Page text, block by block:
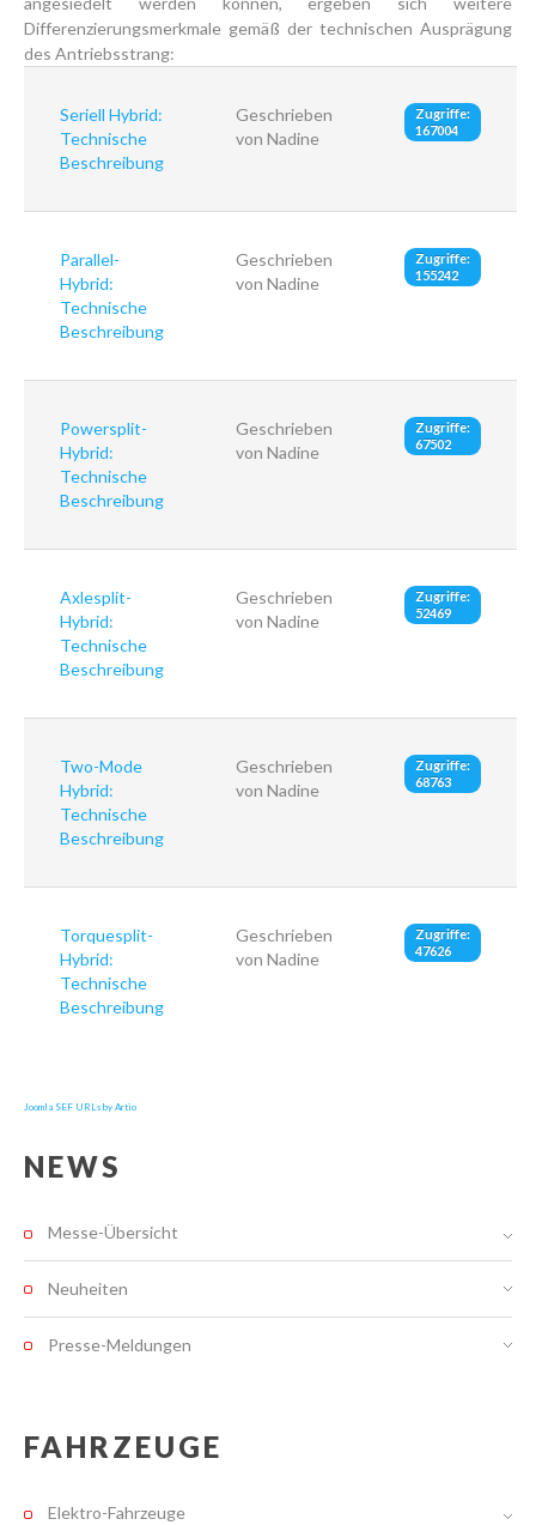
Differenzierungsmerkmale gemäß der technischen Ausprägung
des Antriebsstrang:
Seriell Hybrid:
Technische
Beschreibung
Geschrieben
von Nadine
Zugriffe:
167004
Parallel-
Hybrid:
Technische
Beschreibung
Geschrieben
von Nadine
Zugriffe:
155242
Powersplit-
Hybrid:
Technische
Beschreibung
Geschrieben
von Nadine
Zugriffe:
67502
Axlesplit-
Hybrid:
Technische
Beschreibung
Geschrieben
von Nadine
Zugriffe:
52469
Two-Mode
Hybrid:
Technische
Beschreibung
Geschrieben
von Nadine
Zugriffe:
68763
Torquesplit-
Hybrid:
Technische
Beschreibung
Geschrieben
von Nadine
Zugriffe:
47626
Joomla SEF URLs by Artio
NEWS
Messe-Übersicht
Neuheiten
Presse-Meldungen
FAHRZEUGE
Elektro-Fahrzeuge